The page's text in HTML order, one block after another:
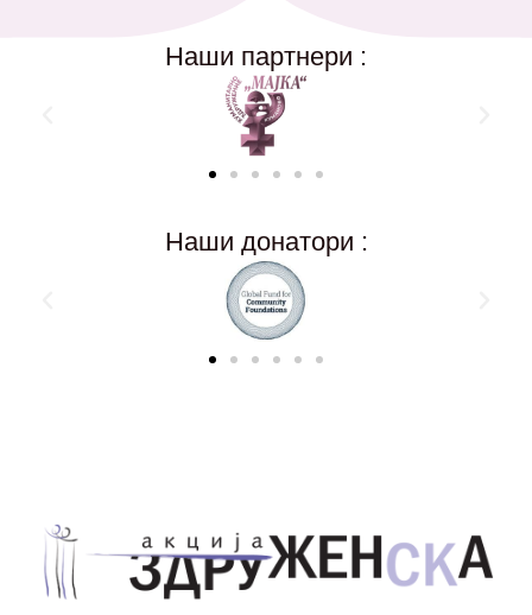
Наши партнери :
Наши донатори :